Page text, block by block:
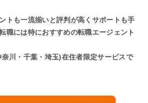
トも一流揃いと評判が高くサポートも手
職には特におすすめの転職エージェント
川・千葉・ 埼玉)在住者限定サービスで